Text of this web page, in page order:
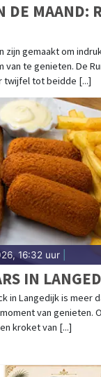
DE MAAND:
zijn gemaakt om
van te genieten. De
twijfel tot beidde [...]
16:32 uur
IN
in Langedijk is meer
van genieten.
kroket van [...]